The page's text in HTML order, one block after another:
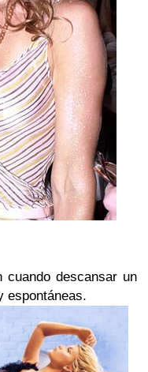
descansar un
espontáneas.